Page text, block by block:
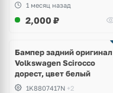
1 месяц назад
2,000 ₽
Бампер задний оригинал
Volkswagen Scirocco
дорест, цвет белый
1K8807417N +2